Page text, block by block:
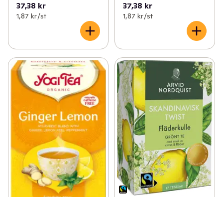
37,38 kr
1,87 kr /st
37,38 kr
1,87 kr /st